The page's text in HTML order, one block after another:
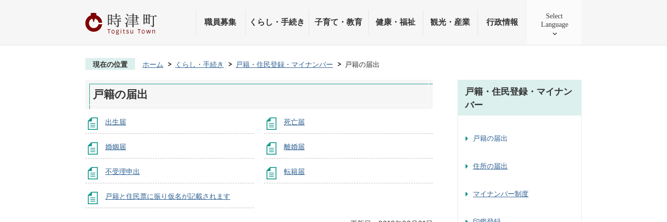
職員募集 くらし・手続き 子育て・教育 健康・福祉 観光・産業 行政情報
Select
Language
現在の位置 ホーム くらし・手続き 戸籍・住民登録・マイナンバー 戸籍の届出
戸籍の届出
出生届 死亡届
婚姻届 離婚届
不受理申出 転籍届
戸籍と住民票に振り仮名が記載されます
戸籍・住民登録・マイナン
バー
戸籍の届出
住所の届出
マイナンバー制度